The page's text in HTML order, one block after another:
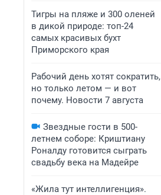
Тигры на пляже и 300 оленей
в дикой природе: топ-24
самых красивых бухт
Приморского края
Рабочий день хотят сократить,
но только летом — и вот
почему. Новости 7 августа
Звездные гости в 500-
летнем соборе: Криштиану
Роналду готовится сыграть
свадьбу века на Мадейре
«Жила тут интеллигенция».